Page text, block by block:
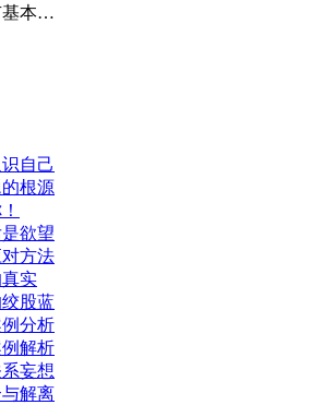
基本…
自己
根源
欲望
方法
实
股蓝
分析
解析
妄想
解离